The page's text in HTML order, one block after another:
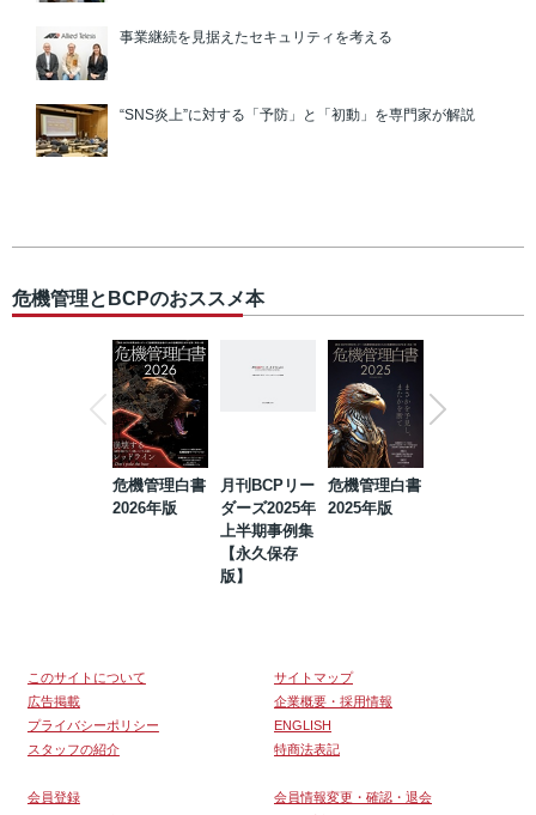
事業継続を見据えたセキュリティを考える
“SNS炎上”に対する「予防」と「初動」を専門家が解説
危機管理とBCPのおススメ本
危機管理白書
2026年版
月刊BCPリー
ダーズ2025年
上半期事例集
【永久保存
版】
危機管理白書
2025年版
このサイトについて
サイトマップ
広告掲載
企業概要・採用情報
プライバシーポリシー
ENGLISH
スタッフの紹介
特商法表記
会員登録
会員情報変更・確認・退会